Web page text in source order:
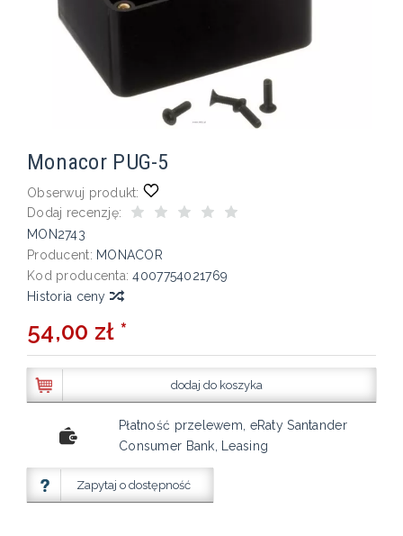
Monacor PUG-5
Obserwuj produkt:
Dodaj recenzję:
MON2743
Producent: MONACOR
Kod producenta: 4007754021769
Historia ceny
54,00 zł *
dodaj do koszyka
Płatność przelewem, eRaty Santander
Consumer Bank, Leasing
Zapytaj o dostępność